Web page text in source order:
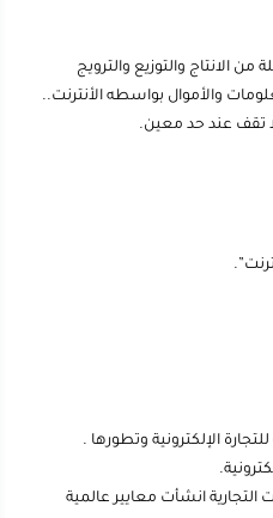
الانتاج والتوزيع والترويج
والأموال بواسطه الأنترنت..
لا تقف عند حد معين.
الإلكترونية وتطورها .
انشأت معايير عالمية